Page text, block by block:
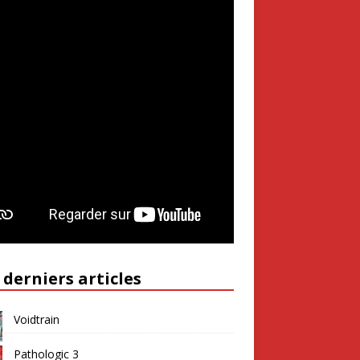
derniers articles
Voidtrain
Pathologic 3